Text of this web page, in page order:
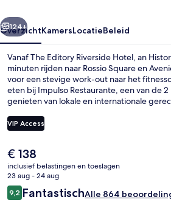
Hotel
Volgende
124+
OverzichtKamersLocatieBeleid
Vanaf The Editory Riverside Hotel, an
minuten rijden naar Rossio Square en
voor een stevige work-out naar het
eten bij Impulso Restaurante, een van de
genieten van lokale en internationale
hoogtepunten zoals een bar/lounge en
reizigers waarderen de nabijheid van het
Gerais op 10 minuten loopafstand.
VIP Access
De
huidige
prijs
is
€ 138
€ 138
inclusief belastingen en toeslagen
23 aug - 24 aug
Beoordelingen
9,29,2 op 10 –
FantastischAlle 864